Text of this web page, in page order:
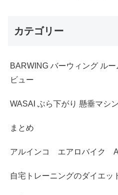
カテゴリー
BARWING バーウィング ル
ビュー
WASAI ぶら下がり 懸垂マシ
まとめ
アルインコ エアロバイク
自宅トレーニングのダイエッ